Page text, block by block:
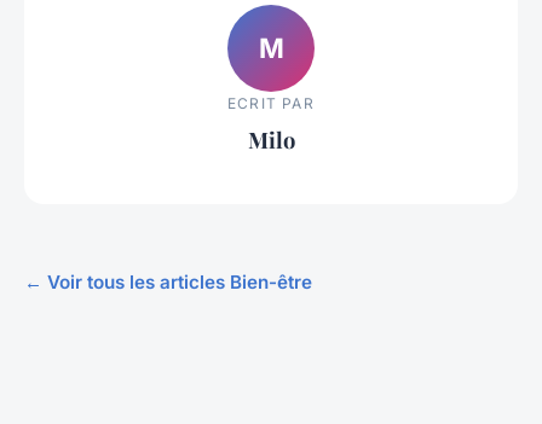
M
ECRIT PAR
Milo
← Voir tous les articles Bien-être